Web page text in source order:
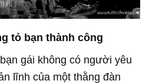
tỏ bạn thành công
gái không có người yêu
lĩnh của một thằng đàn